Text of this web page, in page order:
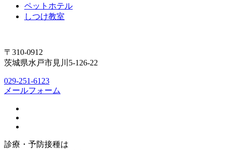
ペットホテル
しつけ教室
〒310-0912
茨城県水戸市見川5-126-22
029-251-6123
メールフォーム
診療・予防接種は